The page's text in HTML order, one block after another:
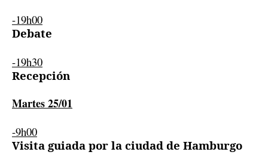
-19h00
Debate
-19h30
Recepción
Martes 25/01
-9h00
Visita guiada por la ciudad de Hamburgo